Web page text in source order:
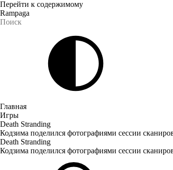
Перейти к содержимому
Rampaga
Главная
Игры
Death Stranding
Кодзима поделился фотографиями сессии
Death Stranding
Кодзима поделился фотографиями сессии